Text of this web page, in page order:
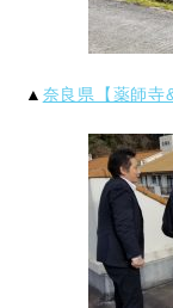
▲ 奈良県【薬師寺